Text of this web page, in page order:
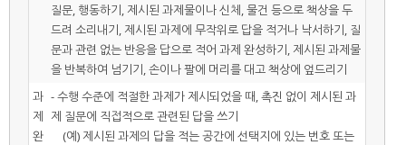
질문, 행동하기, 제시된 과제물이나 신체, 물건 등으로 책상을 두
드려 소리내기, 제시된 과제에 무작위로 답을 적거나 낙서하기, 질
문과 관련 없는 반응을 답으로 적어 과제 완성하기, 제시된 과제물
을 반복하여 넘기기, 손이나 팔에 머리를 대고 책상에 엎드리기
과
제
완
- 수행 수준에 적절한 과제가 제시되었을 때, 촉진 없이 제시된 과
제 질문에 직접적으로 관련된 답을 쓰기
(예) 제시된 과제의 답을 적는 공간에 선택지에 있는 번호 또는